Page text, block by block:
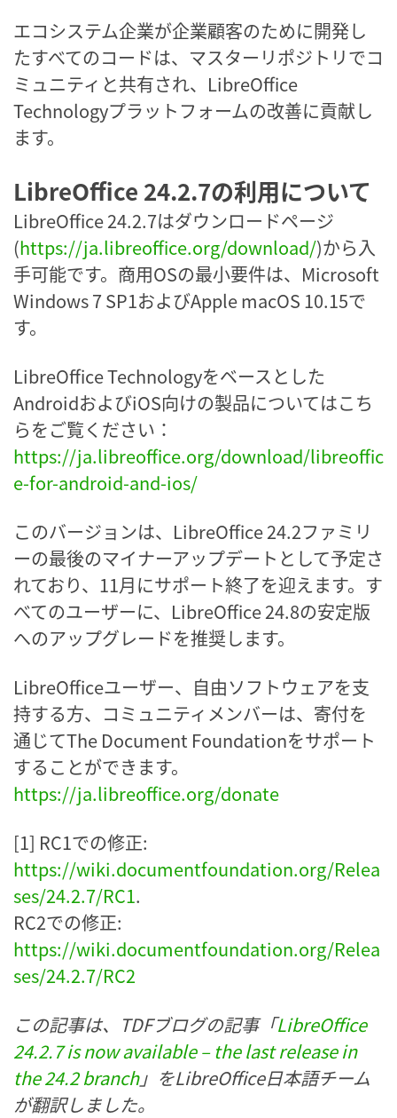
エコシステム企業が企業顧客のために開発し
たすべてのコードは、マスターリポジトリでコ
ミュニティと共有され、LibreOffice
Technologyプラットフォームの改善に貢献し
ます。
LibreOffice 24.2.7の利用について
LibreOffice 24.2.7はダウンロードページ
(https://ja.libreoffice.org/download/)から入
手可能です。商用OSの最小要件は、Microsoft
Windows 7 SP1およびApple macOS 10.15で
す。
LibreOffice Technologyをベースとした
AndroidおよびiOS向けの製品についてはこち
らをご覧ください：
https://ja.libreoffice.org/download/libreoffic
e-for-android-and-ios/
このバージョンは、LibreOffice 24.2ファミリ
ーの最後のマイナーアップデートとして予定さ
れており、11月にサポート終了を迎えます。す
べてのユーザーに、LibreOffice 24.8の安定版
へのアップグレードを推奨します。
LibreOfficeユーザー、自由ソフトウェアを支
持する方、コミュニティメンバーは、寄付を
通じてThe Document Foundationをサポート
することができます。
https://ja.libreoffice.org/donate
[1] RC1での修正:
https://wiki.documentfoundation.org/Relea
ses/24.2.7/RC1.
RC2での修正:
https://wiki.documentfoundation.org/Relea
ses/24.2.7/RC2
この記事は、TDFブログの記事「LibreOffice
24.2.7 is now available – the last release in
the 24.2 branch」をLibreOffice日本語チーム
が翻訳しました。